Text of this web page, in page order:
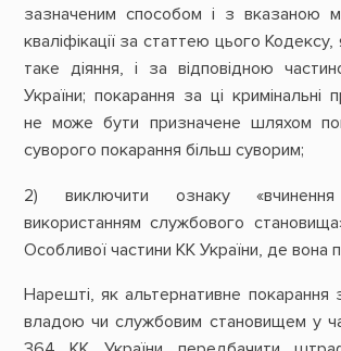
зазначеним способом і з вказаною
кваліфікації за статтею цього
таке діяння, і за відповідною
України; покарання за ці кримінальні
не може бути призначене шляхом
суворого покарання більш суворим;
2) виключити ознаку
використанням службового
Особливої частини КК України, де вона
Нарешті, як альтернативне покарання
владою чи службовим становищем у